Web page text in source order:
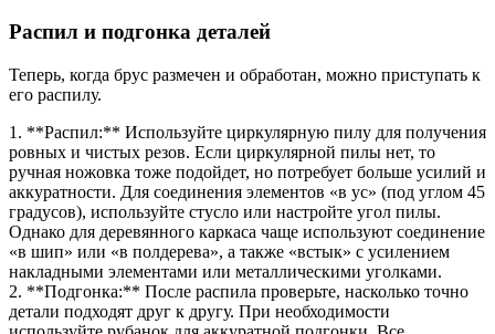
Распил и подгонка деталей
Теперь, когда брус размечен и обработан, можно приступать к
его распилу.
1. **Распил:** Используйте циркулярную пилу для получения
ровных и чистых резов. Если циркулярной пилы нет, то
ручная ножовка тоже подойдет, но потребует больше усилий и
аккуратности. Для соединения элементов «в ус» (под углом 45
градусов), используйте стусло или настройте угол пилы.
Однако для деревянного каркаса чаще используют соединение
«в шип» или «в полдерева», а также «встык» с усилением
накладными элементами или металлическими уголками.
2. **Подгонка:** После распила проверьте, насколько точно
детали подходят друг к другу. При необходимости